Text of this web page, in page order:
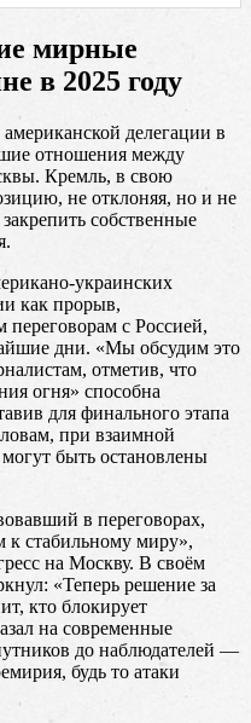
мирные
в 2025 году
делегации в
отношения между
Кремль, в свою
не отклоняя, но и не
собственные
украинских
как прорыв,
с Россией,
дни. «Мы обсудим это
отметив, что
огня» способна
для финального этапа
при взаимной
быть остановлены
в переговорах,
к стабильному миру»,
на Москву. В своём
«Теперь решение за
кто блокирует
на современные
до наблюдателей —
будь то атаки